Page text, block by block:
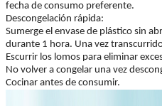
fecha de consumo preferente.
Descongelación rápida:
Sumerge el envase de plástico sin
durante 1 hora. Una vez
Escurrir los lomos para eliminar
No volver a congelar una vez
Cocinar antes de consumir.